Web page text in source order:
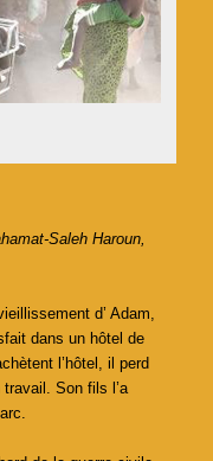
Saleh Haroun,
d’ Adam,
dans un hôtel de
l’hôtel, il perd
Son fils l’a